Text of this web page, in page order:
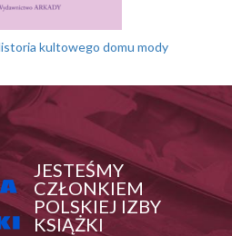
kultowego domu mody
JESTEŚMY
CZŁONKIEM
POLSKIEJ IZBY
KSIĄŻKI